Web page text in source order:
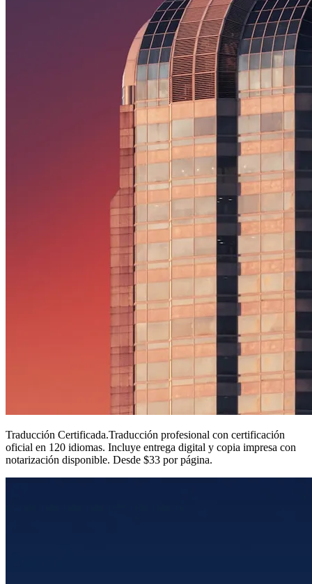
Traducción Certificada.Traducción profesional con certificación
oficial en 120 idiomas. Incluye entrega digital y copia impresa con
notarización disponible. Desde $33 por página.